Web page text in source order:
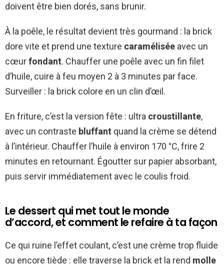
doivent être bien dorés, sans brunir.
À la poêle, le résultat devient très gourmand : la brick
dore vite et prend une texture caramélisée avec un
cœurfondant. Chauffer une poêle avec un fin filet
d’huile, cuire à feu moyen 2 à 3 minutes par face.
Surveiller : la brick colore en un clin d’œil.
En friture, c’est la version fête : ultra croustillante,
avec un contraste bluffant quand la crème se détend
à l’intérieur. Chauffer l’huile à environ 170 °C, frire 2
minutes en retournant. Égoutter sur papier absorbant,
puis servir immédiatement avec le coulis froid.
Le dessert qui met tout le monde
d’accord, et comment le refaire à ta façon
Ce qui ruine l’effet coulant, c’est une crème trop fluide
ou encore tiède : elle traverse la brick et la rend molle